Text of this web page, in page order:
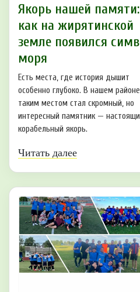
Якорь нашей памяти:
как на жирятинской
земле появился
моря
Есть места, где история дышит
особенно глубоко. В нашем районе
таким местом стал скромный, но
интересный памятник —
корабельный якорь.
Читать далее